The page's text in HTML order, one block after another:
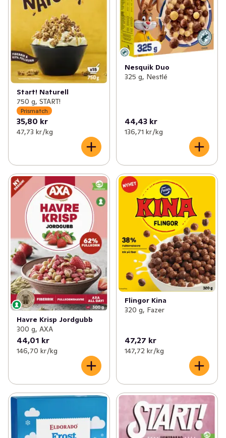
Start! Naturell
750 g, START!
Prismatch
35,80 kr
47,73 kr /kg
Nesquik Duo
325 g, Nestlé
44,43 kr
136,71 kr /kg
Havre Krisp Jordgubb
300 g, AXA
44,01 kr
146,70 kr /kg
Flingor Kina
320 g, Fazer
47,27 kr
147,72 kr /kg